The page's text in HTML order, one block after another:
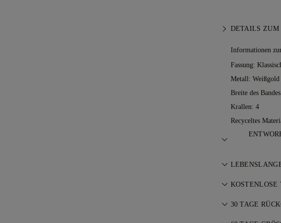
DETAILS ZUM
Informationen
Fassung:
Metall:
Breite des
Krallen: 4
Recyceltes
Feinschliff der
Bei jedem Kauf
Notwendige
KOSTENLOSE
Der Versand ist
30 TAGE
Sollten Sie